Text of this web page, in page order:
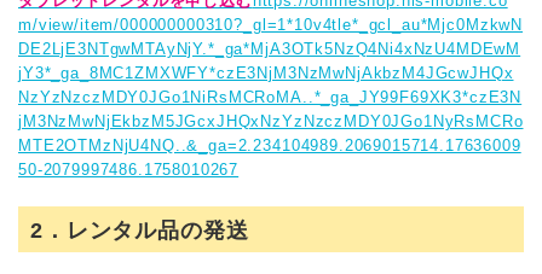
m/view/item/000000000310?_gl=1*10v4tle*_gcl_au*Mjc0MzkwN
DE2LjE3NTgwMTAyNjY.*_ga*MjA3OTk5NzQ4Ni4xNzU4MDEwM
jY3*_ga_8MC1ZMXWFY*czE3NjM3NzMwNjAkbzM4JGcwJHQx
NzYzNzczMDY0JGo1NiRsMCRoMA..*_ga_JY99F69XK3*czE3N
jM3NzMwNjEkbzM5JGcxJHQxNzYzNzczMDY0JGo1NyRsMCRo
MTE2OTMzNjU4NQ..&_ga=2.234104989.2069015714.17636009
50-2079997486.1758010267
2．レンタル品の発送